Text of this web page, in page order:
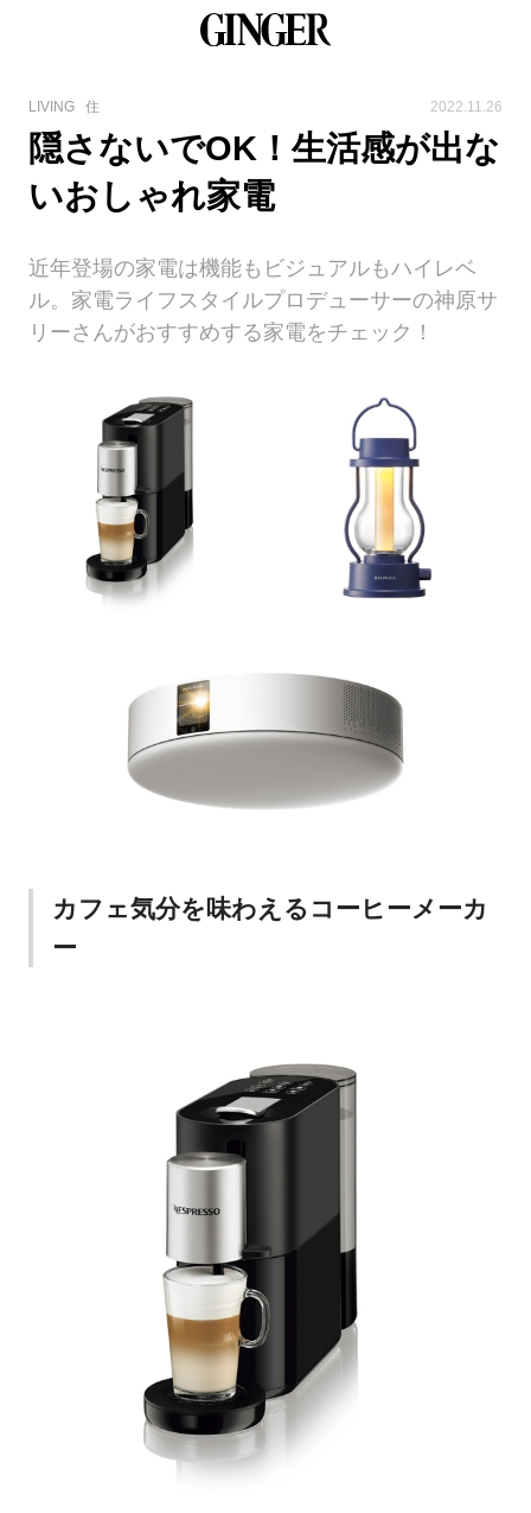
LIVING 住 2022.11.26
隠さないでOK！生活感が出な
いおしゃれ家電
近年登場の家電は機能もビジュアルもハイレベ
ル。家電ライフスタイルプロデューサーの神原サ
リーさんがおすすめする家電をチェック！
カフェ気分を味わえるコーヒーメーカ
ー